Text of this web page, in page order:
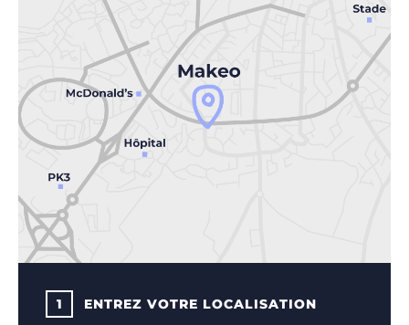
1 ENTREZ VOTRE LOCALISATION